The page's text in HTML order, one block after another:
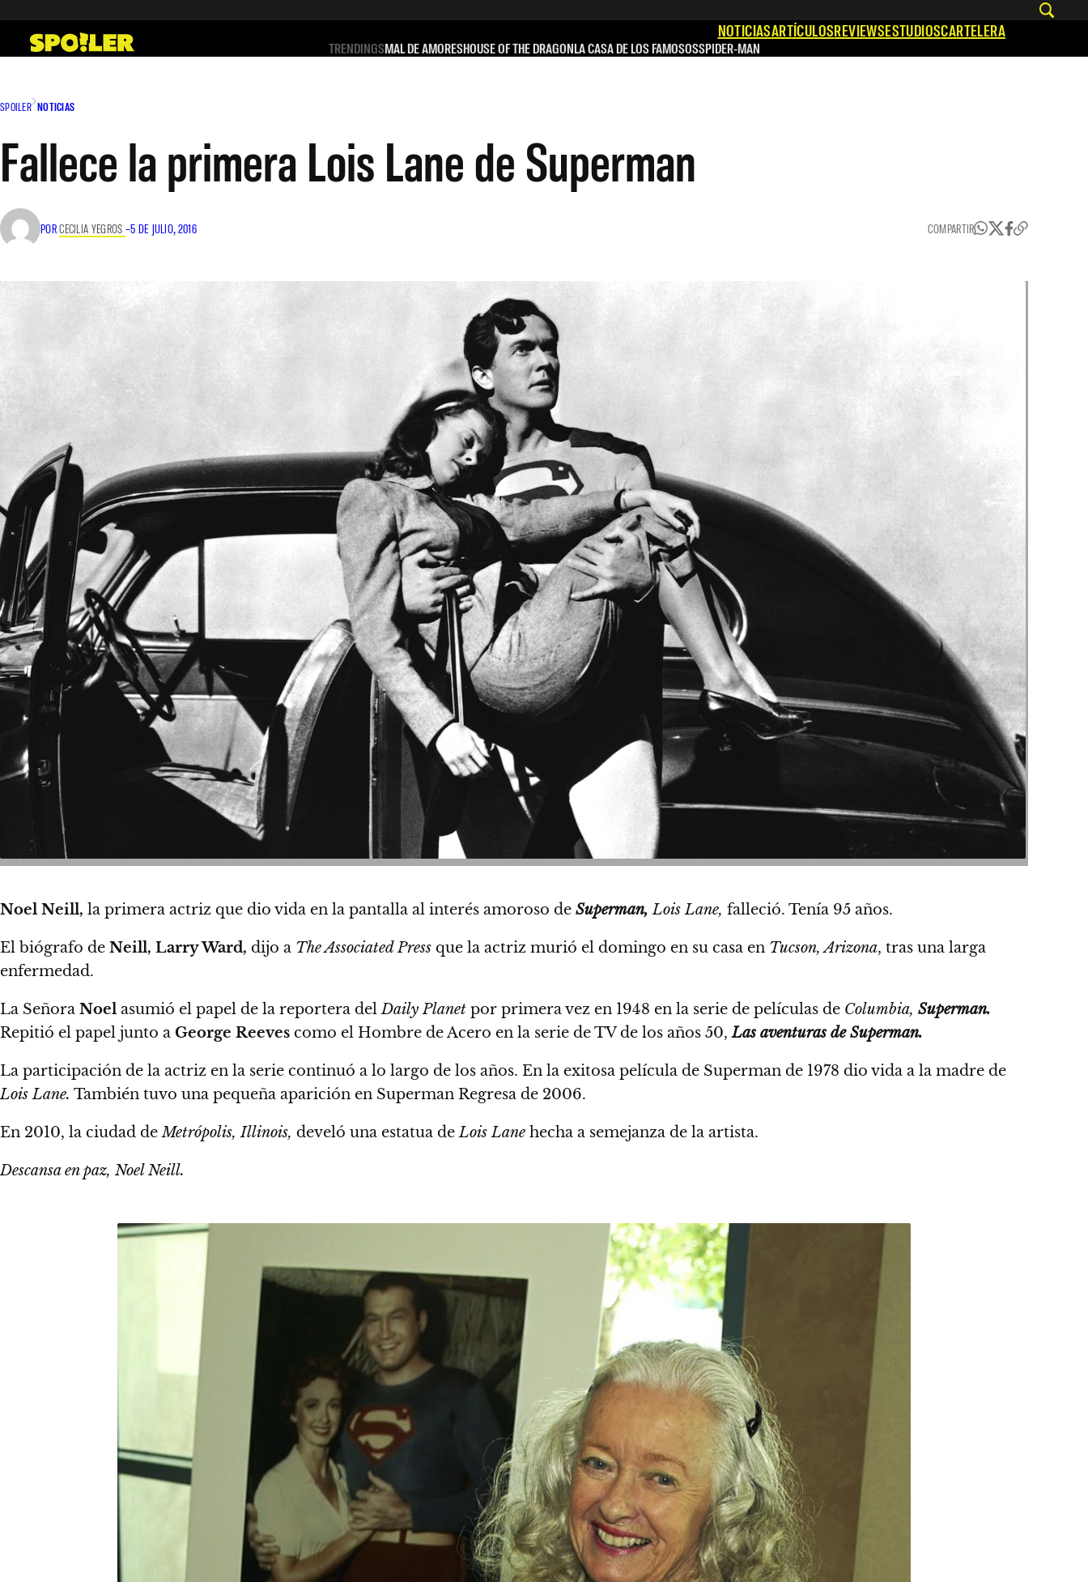
contenido
NOTICIASARTÍCULOSREVIEWSESTUDIOSCARTELERA
TRENDINGSMAL DE AMORESHOUSE OF THE DRAGONLA CASA DE LOS FAMOSOSSPIDER-MAN
SPOILER NOTICIAS
Fallece la primera Lois Lane de Superman
PORCECILIA YEGROS –5 DE JULIO, 2016 COMPARTIR
Noel Neill, la primera actriz que dio vida en la pantalla al interés amoroso de Superman, Lois Lane, falleció. Tenía 95 años.
El biógrafo de Neill, Larry Ward, dijo a The Associated Press que la actriz murió el domingo en su casa en Tucson, Arizona, tras una larga
enfermedad.
La Señora Noel asumió el papel de la reportera delDaily Planet por primera vez en 1948 en la serie de películas de Columbia, Superman.
Repitió el papel junto a George Reeves como el Hombre de Acero en la serie de TV de los años 50, Las aventuras de Superman.
La participación de la actriz en la serie continuó a lo largo de los años. En la exitosa película de Superman de 1978 dio vida a la madre de
Lois Lane. También tuvo una pequeña aparición en Superman Regresa de 2006.
En 2010, la ciudad deMetrópolis, Illinois, develó una estatua deLois Lane hecha a semejanza de la artista.
Descansa en paz, Noel Neill.